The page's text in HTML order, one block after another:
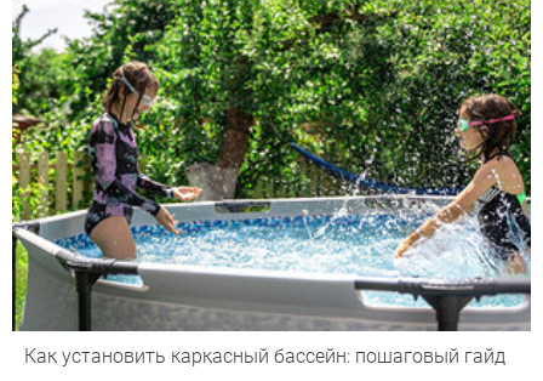
Как установить каркасный бассейн: пошаговый гайд